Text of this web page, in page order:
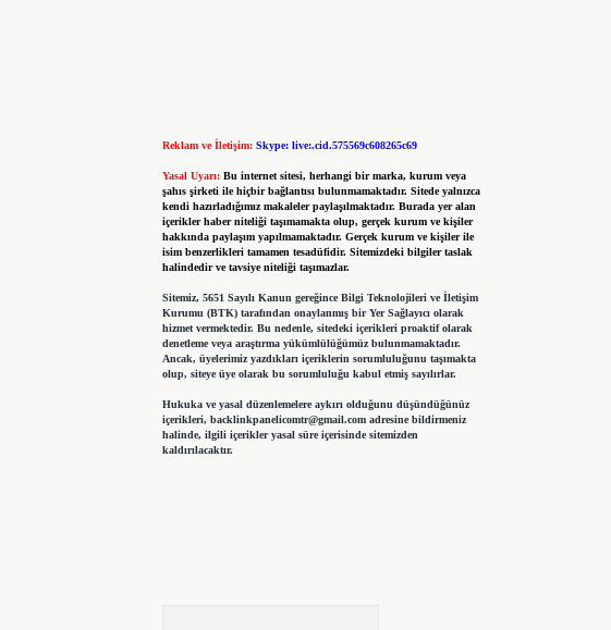
Reklam ve İletişim: Skype: live:.cid.575569c608265c69
Yasal Uyarı: Bu internet sitesi, herhangi bir marka, kurum veya
şahıs şirketi ile hiçbir bağlantısı bulunmamaktadır. Sitede yalnızca
kendi hazırladığımız makaleler paylaşılmaktadır. Burada yer alan
içerikler haber niteliği taşımamakta olup, gerçek kurum ve kişiler
hakkında paylaşım yapılmamaktadır. Gerçek kurum ve kişiler ile
isim benzerlikleri tamamen tesadüfidir. Sitemizdeki bilgiler taslak
halindedir ve tavsiye niteliği taşımazlar.
Sitemiz, 5651 Sayılı Kanun gereğince Bilgi Teknolojileri ve İletişim
Kurumu (BTK) tarafından onaylanmış bir Yer Sağlayıcı olarak
hizmet vermektedir. Bu nedenle, sitedeki içerikleri proaktif olarak
denetleme veya araştırma yükümlülüğümüz bulunmamaktadır.
Ancak, üyelerimiz yazdıkları içeriklerin sorumluluğunu taşımakta
olup, siteye üye olarak bu sorumluluğu kabul etmiş sayılırlar.
Hukuka ve yasal düzenlemelere aykırı olduğunu düşündüğünüz
içerikleri, backlinkpanelicomtr@gmail.comadresine bildirmeniz
halinde, ilgili içerikler yasal süre içerisinde sitemizden
kaldırılacaktır.